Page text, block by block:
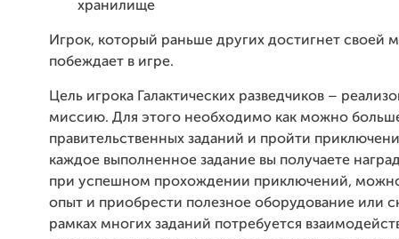
хранилище
Игрок, который раньше других достигнет своей
побеждает в игре.
Цель игрока Галактических разведчиков –
миссию. Для этого необходимо как можно
правительственных заданий и пройти
каждое выполненное задание вы получаете
при успешном прохождении приключений,
опыт и приобрести полезное оборудование или
рамках многих заданий потребуется